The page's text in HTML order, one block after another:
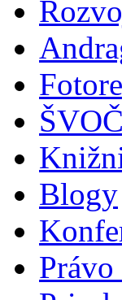
ŠVOČ
Blogy
Právo